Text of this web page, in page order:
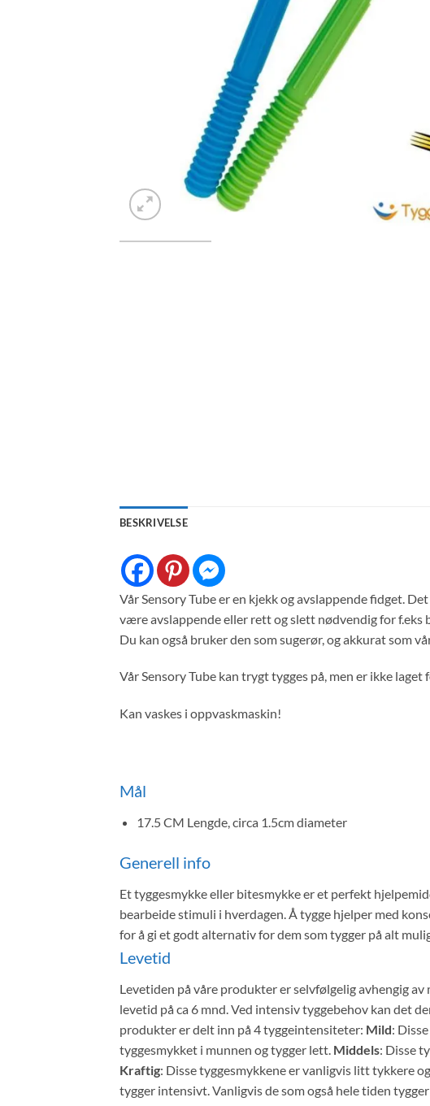
BESKRIVELSE
Vår Sensory Tube er en kjekk og avslappende fidget.
være avslappende eller rett og slett nødvendig for f.eks
Du kan også bruker den som sugerør, og akkurat som
Vår Sensory Tube kan trygt tygges på, men er ikke
Kan vaskes i oppvaskmaskin!
Mål
17.5 CM Lengde, circa 1.5cm diameter
Generell info
Et tyggesmykke eller bitesmykke er et perfekt
bearbeide stimuli i hverdagen. Å tygge hjelper med
for å gi et godt alternativ for dem som tygger på alt
Levetid
Levetiden på våre produkter er selvfølgelig avhengig
levetid på ca 6 mnd. Ved intensiv tyggebehov kan det
produkter er delt inn på 4 tyggeintensiteter: Mild:
tyggesmykket i munnen og tygger lett. Middels: Disse
Kraftig: Disse tyggesmykkene er vanligvis litt tykkere
tygger intensivt. Vanligvis de som også hele tiden